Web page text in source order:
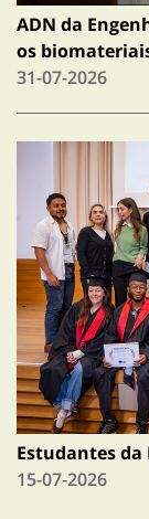
ADN da
os
31-07-2026
Estudantes da
15-07-2026